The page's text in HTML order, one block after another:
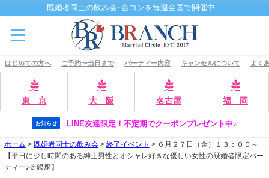
既婚者同士の飲み会･合コンを毎週全国で開催中！
はじめての方へ ご予約〜当日まで パーティー内容 キャンセルについて よく
東 京 大 阪 名古屋 福 岡
お知らせ LINE友達限定！不定期でクーポンプレゼント中♪
ホーム > 既婚者同士の飲み会> 終了イベント > ６月２７日（金）１３：００～
【平日に少し時間のある紳士男性とオシャレ好きな優しい女性の既婚者限定パー
ティー♪＠銀座】